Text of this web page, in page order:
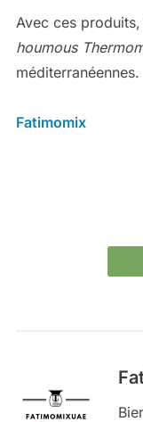
Avec ces
houmous
méditerranéennes.
Fatimomix